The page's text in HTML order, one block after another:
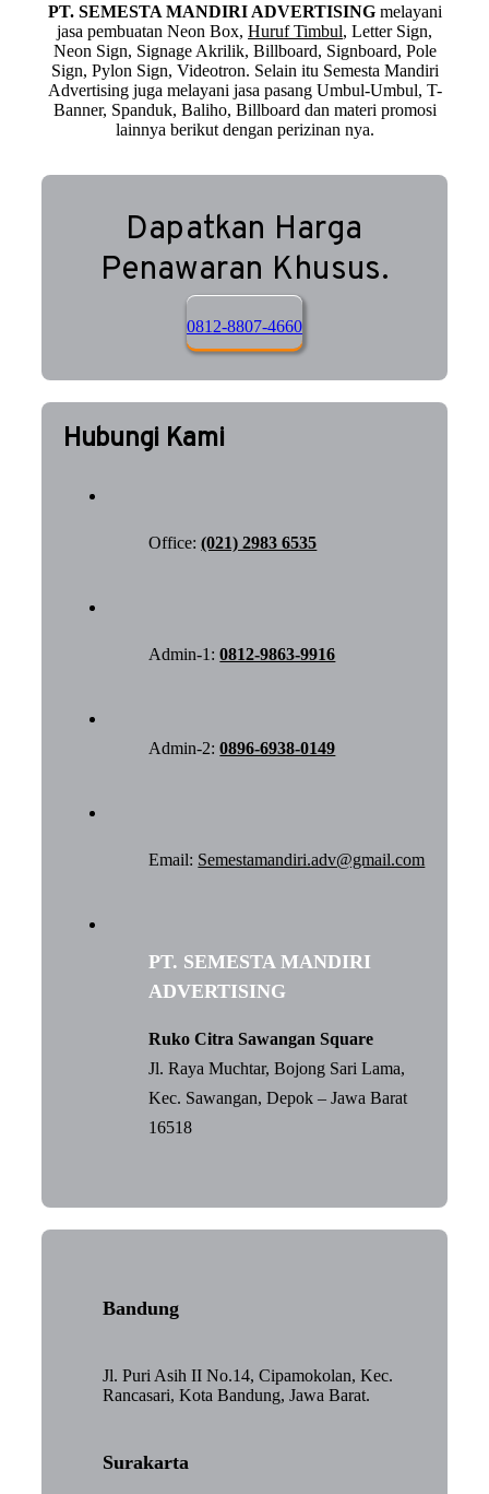
PT. SEMESTA MANDIRI ADVERTISINGmelayani
jasa pembuatan Neon Box, Huruf Timbul, Letter Sign,
Neon Sign, Signage Akrilik, Billboard, Signboard, Pole
Sign, Pylon Sign, Videotron. Selain itu Semesta Mandiri
Advertising juga melayani jasa pasang Umbul-Umbul, T-
Banner, Spanduk, Baliho, Billboard dan materi promosi
lainnya berikut dengan perizinan nya.
Dapatkan Harga
Penawaran Khusus.
0812-8807-4660
Hubungi Kami
Office:(021) 2983 6535
Admin-1:0812-9863-9916
Admin-2:0896-6938-0149
Email: Semestamandiri.adv@gmail.com
PT. SEMESTA MANDIRI
ADVERTISING
Ruko Citra Sawangan Square
Jl. Raya Muchtar, Bojong Sari Lama,
Kec. Sawangan, Depok – Jawa Barat
16518
Bandung
Jl. Puri Asih II No.14, Cipamokolan, Kec.
Rancasari, Kota Bandung, Jawa Barat.
Surakarta